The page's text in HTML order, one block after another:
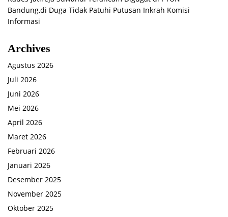
Bandung,di Duga Tidak Patuhi Putusan Inkrah Komisi
Informasi
Archives
Agustus 2026
Juli 2026
Juni 2026
Mei 2026
April 2026
Maret 2026
Februari 2026
Januari 2026
Desember 2025
November 2025
Oktober 2025